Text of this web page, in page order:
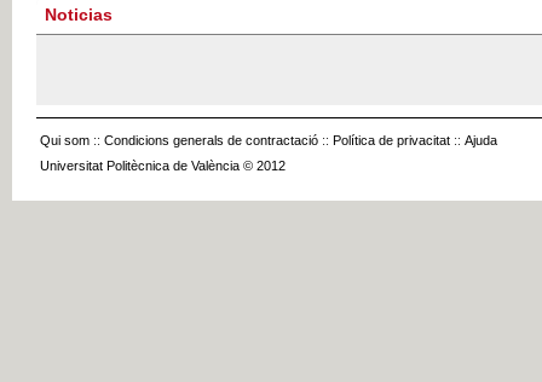
Noticias
Qui som :: Condicions generals de contractació :: Política de privacitat :: Ajuda
Universitat Politècnica de València © 2012